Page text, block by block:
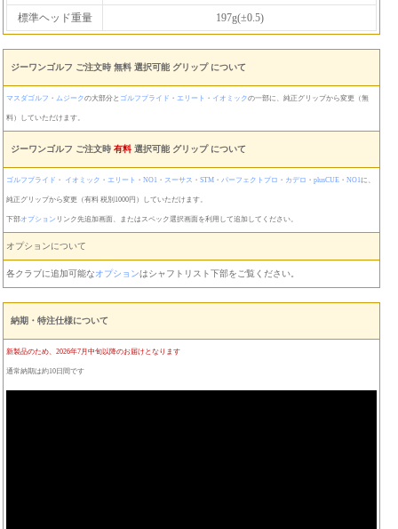
標準ヘッド重量 197g(±0.5)
ジーワンゴルフ ご注文時 無料 選択可能 グリップ について
マスダゴルフ ・ ムジークの大部分と ゴルフプライド ・ エリート ・ イオミックの一部に、純正グリップから変更（無
料）していただけます。
ジーワンゴルフ ご注文時 有料 選択可能 グリップ について
ゴルフプライド ・ イオミック ・ エリート ・ NO1 ・ スーサス ・ STM ・ パーフェクトプロ ・ カデロ ・ plusCUE ・ NO1 に、
純正グリップから変更（有料 税別1000円）していただけます。
下部オプション リンク先追加画面、またはスペック選択画面を利用して追加してください。
オプションについて
各クラブに追加可能なオプションはシャフトリスト下部をご覧ください。
納期・特注仕様について
新製品のため、2026年7月中旬以降のお届けとなります
通常納期は約10日間です